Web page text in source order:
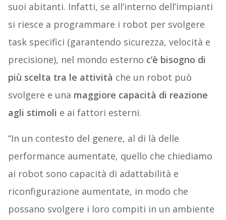
suoi abitanti. Infatti, se all’interno dell’impianti
si riesce a programmare i robot per svolgere
task specifici (garantendo sicurezza, velocità e
precisione), nel mondo esterno c’è bisogno di
più scelta tra le attività che un robot può
svolgere e una maggiore capacità di reazione
agli stimoli e ai fattori esterni.
“In un contesto del genere, al di là delle
performance aumentate, quello che chiediamo
ai robot sono capacità di adattabilità e
riconfigurazione aumentate, in modo che
possano svolgere i loro compiti in un ambiente